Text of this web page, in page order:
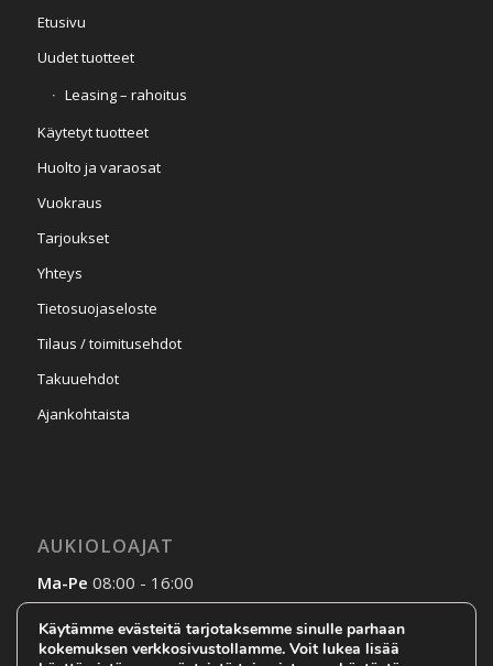
Etusivu
Uudet tuotteet
Leasing – rahoitus
Käytetyt tuotteet
Huolto ja varaosat
Vuokraus
Tarjoukset
Yhteys
Tietosuojaseloste
Tilaus / toimitusehdot
Takuuehdot
Ajankohtaista
AUKIOLOAJAT
Ma-Pe 08:00 - 16:00
La-SuSopimuksen mukaan
Käytämme evästeitä tarjotaksemme sinulle parhaan
kokemuksen verkkosivustollamme. Voit lukea lisää